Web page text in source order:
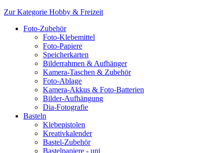
Zur Kategorie Hobby & Freizeit
Foto-Zubehör
Foto-Klebemittel
Foto-Papiere
Speicherkarten
Bilderrahmen & Aufhänger
Kamera-Taschen & Zubehör
Foto-Ablage
Kamera-Akkus & Foto-Batterien
Bilder-Aufhängung
Dia-Fotografie
Basteln
Klebepistolen
Kreativkalender
Bastel-Zubehör
Bastelpapiere - uni